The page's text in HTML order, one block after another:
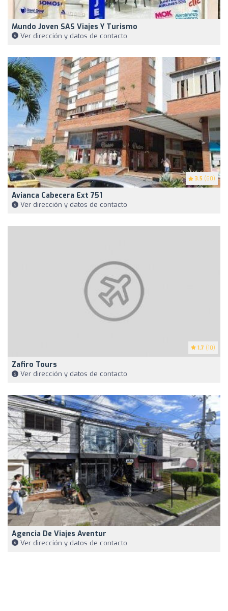
Mundo Joven SAS Viajes Y Turismo
Ver dirección y datos de contacto
3.5 (60)
Avianca Cabecera Ext 751
Ver dirección y datos de contacto
1.7 (10)
Zafiro Tours
Ver dirección y datos de contacto
Agencia De Viajes Aventur
Ver dirección y datos de contacto